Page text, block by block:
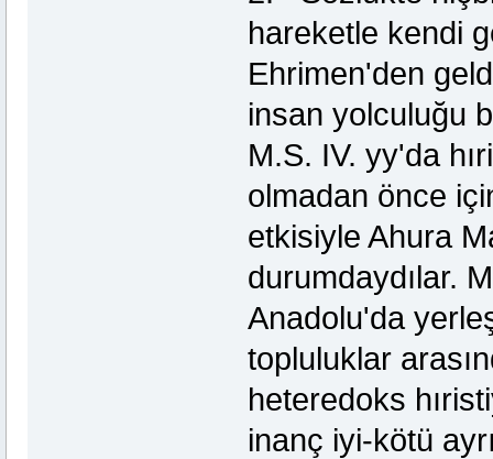
hareketle kendi
Ehrimen'den
insan yolculuğu
M.S. IV. yy'da
olmadan önce
etkisiyle Ahura
durumdaydılar.
Anadolu'da
topluluklar
heteredoks
inanç iyi-kötü